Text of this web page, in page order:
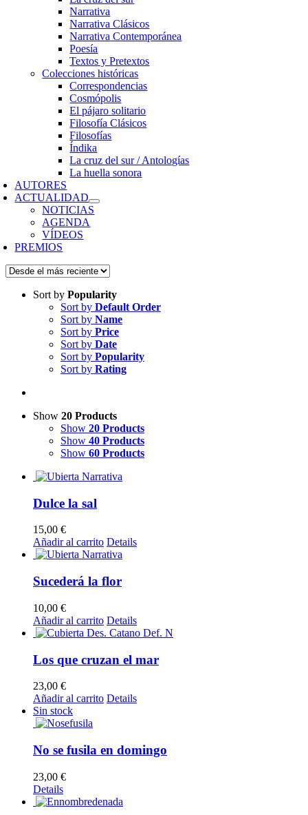
Narrativa
Narrativa Clásicos
Narrativa Contemporánea
Poesía
Textos y Pretextos
Colecciones históricas
Correspondencias
Cosmópolis
El pájaro solitario
Filosofía Clásicos
Filosofías
Índika
La cruz del sur / Antologías
La huella sonora
AUTORES
ACTUALIDAD
NOTICIAS
AGENDA
VÍDEOS
PREMIOS
Sort by Popularity
Sort by Default Order
Sort by Name
Sort by Price
Sort by Date
Sort by Popularity
Sort by Rating
Show 20 Products
Show 20 Products
Show 40 Products
Show 60 Products
Dulce la sal
15,00 €
Añadir al carrito Details
Sucederá la flor
10,00 €
Añadir al carrito Details
Los que cruzan el mar
23,00 €
Añadir al carrito Details
Sin stock
No se fusila en domingo
23,00 €
Details